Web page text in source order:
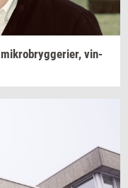
mi­kro­bryg­ge­ri­er, vin­